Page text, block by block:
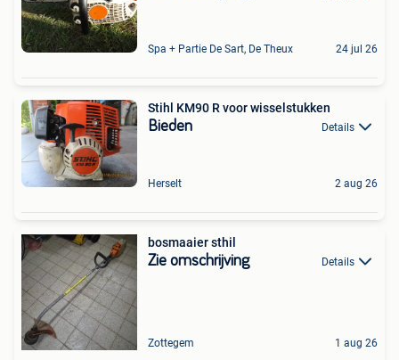
Spa + Partie De Sart, De Theux 24 jul 26
Stihl KM90 R voor wisselstukken
Bieden Details
Herselt 2 aug 26
bosmaaier sthil
Zie omschrijving Details
Zottegem 1 aug 26